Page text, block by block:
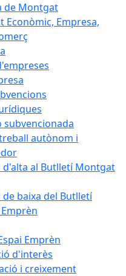
de Montgat
Econòmic, Empresa,
subvencionada
autònom i
d'alta al Butlletí Montgat
de baixa del Butlletí
Emprèn
d'interès
i creixement